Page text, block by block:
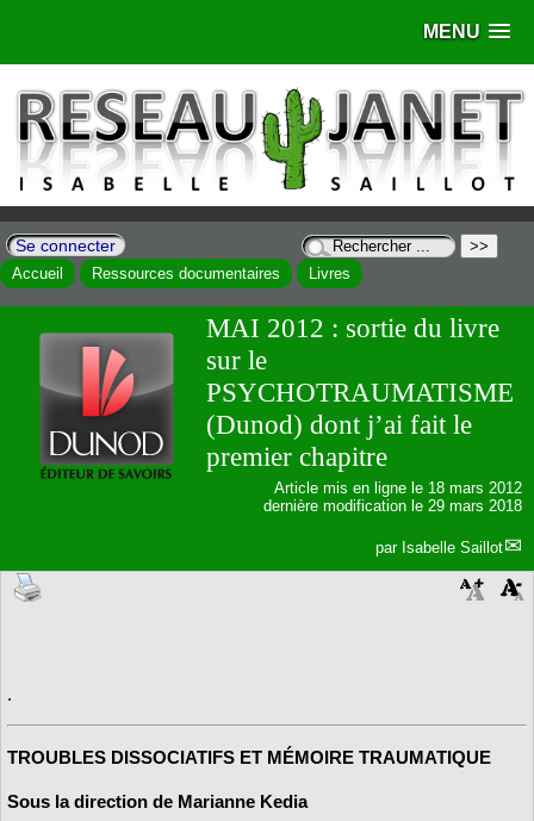
MENU
Se connecter
Accueil Ressources documentaires Livres
MAI 2012 : sortie du livre
sur le
PSYCHOTRAUMATISME
(Dunod) dont j’ai fait le
premier chapitre
Article mis en ligne le 18 mars 2012
dernière modification le 29 mars 2018
par Isabelle Saillot
.
TROUBLES DISSOCIATIFS ET MÉMOIRE TRAUMATIQUE
Sous la direction de Marianne Kedia